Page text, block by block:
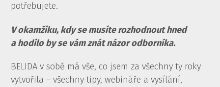
potřebujete.
V okamžiku, kdy se musíte rozhodnout hned
a hodilo by se vám znát názor odborníka.
BELIDA v sobě má vše, co jsem za všechny ty roky
vytvořila – všechny tipy, webináře a vysílání,